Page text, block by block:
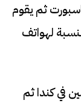
ثم يقوم
لهواتف
في كندا ثم